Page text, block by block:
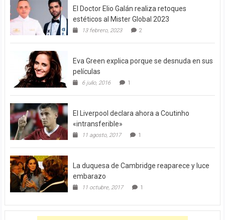
El Doctor Elio Galán realiza retoques
estéticos al Mister Global 2023
13 febrero, 2023 2
Eva Green explica porque se desnuda en sus
películas
6 julio, 2016 1
El Liverpool declara ahora a Coutinho
«intransferible»
11 agosto, 2017 1
La duquesa de Cambridge reaparece y luce
embarazo
11 octubre, 2017 1